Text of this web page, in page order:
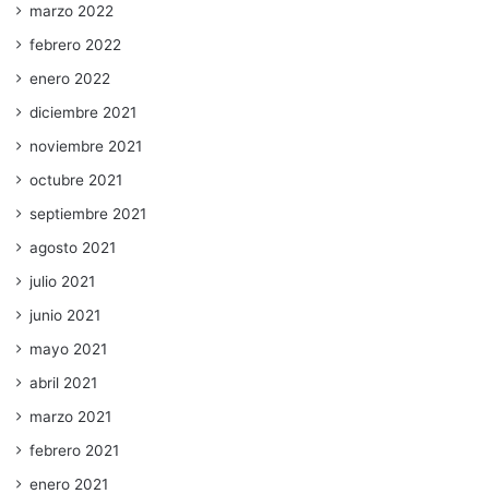
marzo 2022
febrero 2022
enero 2022
diciembre 2021
noviembre 2021
octubre 2021
septiembre 2021
agosto 2021
julio 2021
junio 2021
mayo 2021
abril 2021
marzo 2021
febrero 2021
enero 2021